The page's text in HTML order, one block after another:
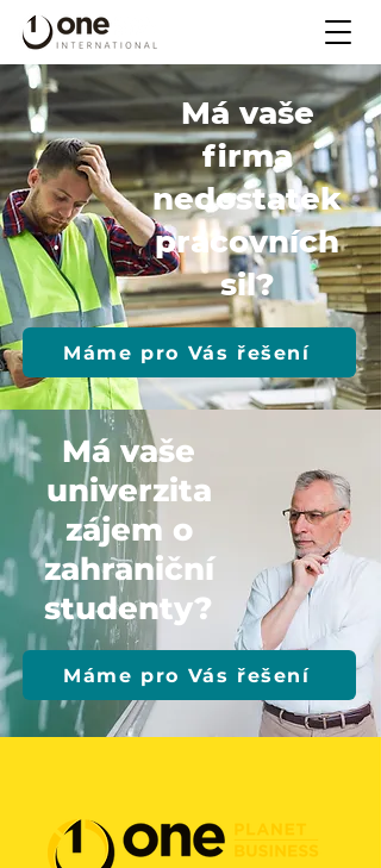
Má vaše
firma
nedostatek
pracovních
sil?
Máme pro Vás řešení
Máme pro Vás řešení
Má vaše
univerzita
zájem o
zahraniční
studenty?